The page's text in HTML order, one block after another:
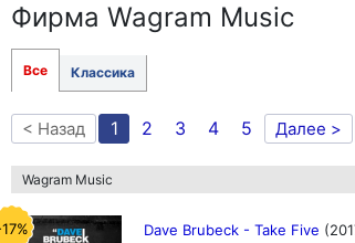
Фирма Wagram Music
Все Классика
< Назад 1 2 3 4 5 Далее >
Wagram Music
Dave Brubeck - Take Five